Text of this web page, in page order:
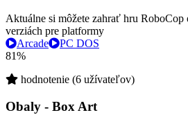
Aktuálne si môžete zahrať hru
verziách pre platformy
Arcade
PC DOS
81%
hodnotenie (6 užívateľov)
Obaly - Box Art